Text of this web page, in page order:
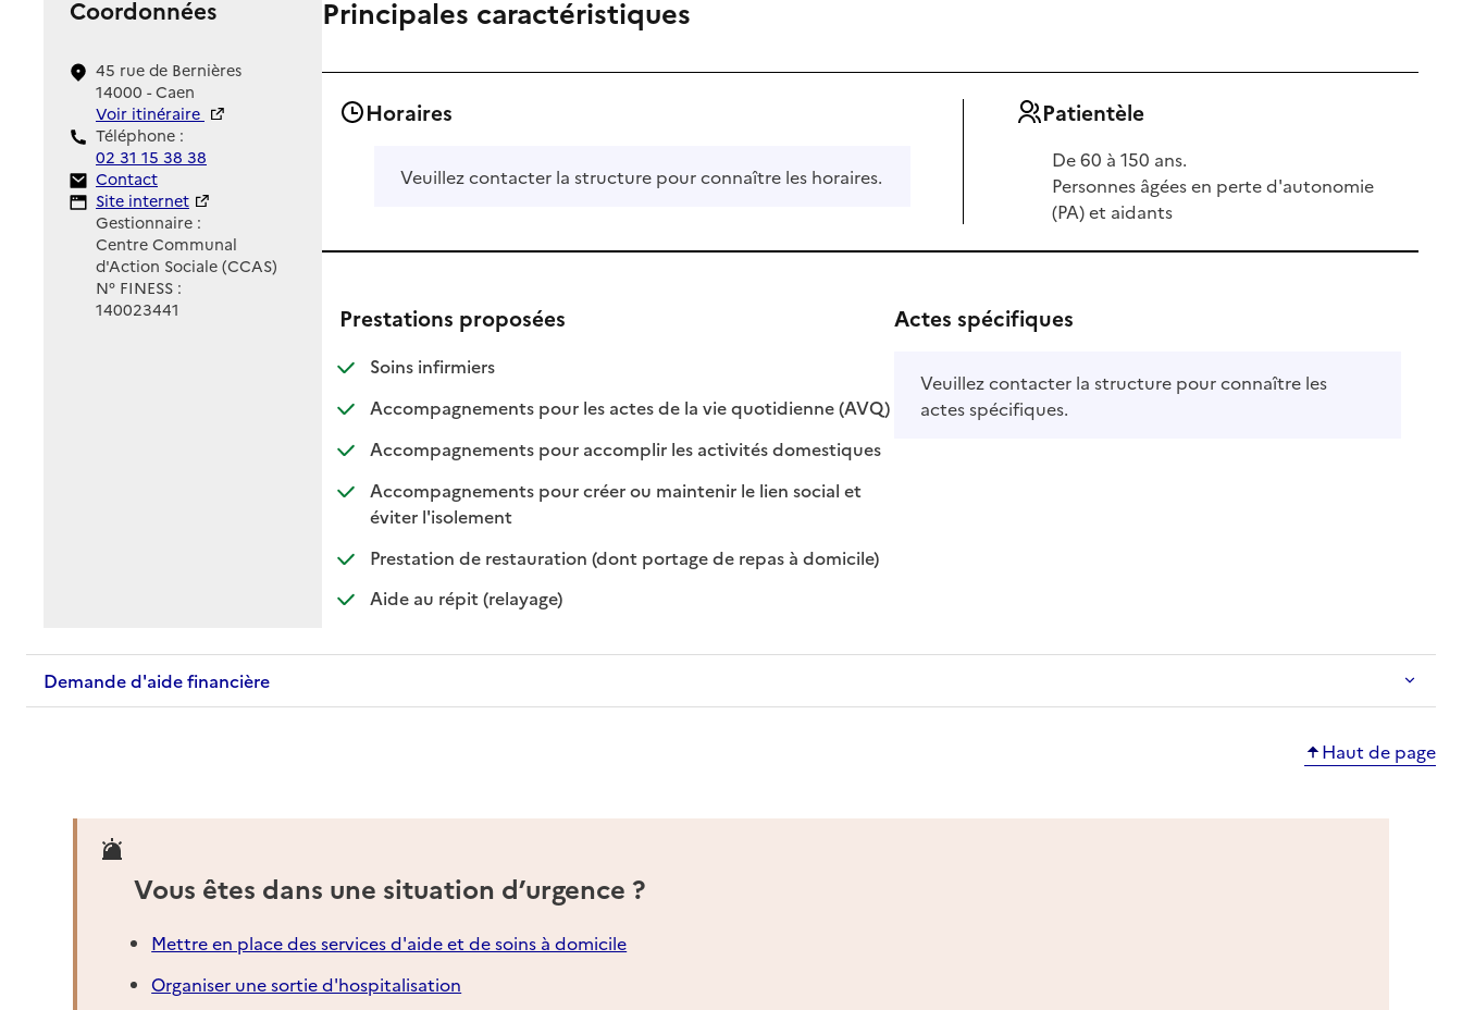
Coordonnées
45 rue de Bernières
14000 - Caen
Voir itinéraire
Téléphone :
02 31 15 38 38
Contact
Contact
Site Internet
Site internet
Gestionnaire :
Centre Communal
d'Action Sociale (CCAS)
N° FINESS :
140023441
Principales caractéristiques
Horaires
Veuillez contacter la structure pour connaître les horaires.
Patientèle
De 60 à 150 ans.
Personnes âgées en perte d'autonomie
(PA) et aidants
Prestations proposées
Soins infirmiers: disponible
: non disponible
Accompagnements pour les actes de la vie quotidienne (AVQ): disponible
: non disponible
Accompagnements pour accomplir les activités domestiques: disponible
: non disponible
Accompagnements pour créer ou maintenir le lien social et
éviter l'isolement: disponible
: non disponible
Prestation de restauration (dont portage de repas à domicile): disponible
: non disponible
Aide au répit (relayage): disponible
: non disponible
Actes spécifiques
Veuillez contacter la structure pour connaître les
actes spécifiques.
Demande d'aide financière
Haut de page
Vous êtes dans une situation d’urgence ?
Mettre en place des services d'aide et de soins à domicile
Organiser une sortie d'hospitalisation